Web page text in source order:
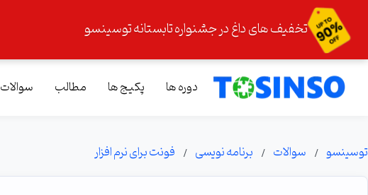
تخفیف های داغ در جشنواره تابستانه توسینسو
دوره ها پکیج ها مطالب سوالات
توسینسو سوالات برنامه نویسی فونت برای نرم افزار